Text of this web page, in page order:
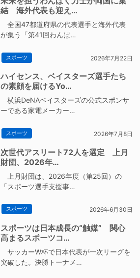
結 海外代表も迎え…
全国47都道府県の代表選手と海外代表
が集う「第41回わんぱ…
スポーツ 2026年7月22日
ハイセンス、ベイスターズ選手たち
の素顔を届けるYo…
横浜DeNAベイスターズの公式スポンサ
ーである家電メーカー…
スポーツ 2026年7月8日
次世代アスリート72人を選定 上月
財団、2026年…
上月財団は、2026年度（第25回）の
「スポーツ選手支援事…
スポーツ 2026年6月30日
スポーツは日本成長の“触媒” 関心
高まるスポーツコ…
サッカーW杯で日本代表が一次リーグを
突破した。決勝トーナメ…